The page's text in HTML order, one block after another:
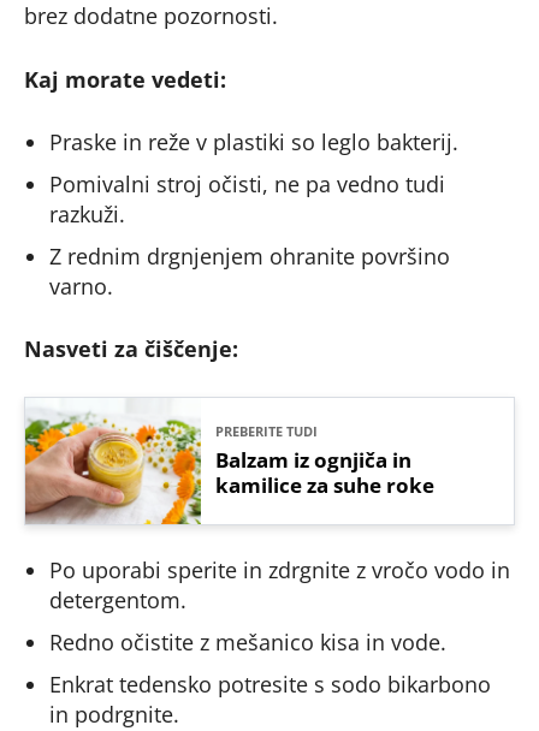
brez dodatne pozornosti.
Kaj morate vedeti:
Praske in reže v plastiki so leglo bakterij.
Pomivalni stroj očisti, ne pa vedno tudi
razkuži.
Z rednim drgnjenjem ohranite površino
varno.
Nasveti za čiščenje:
PREBERITE TUDI
Balzam iz ognjiča in
kamilice za suhe roke
Po uporabi sperite in zdrgnite z vročo vodo in
detergentom.
Redno očistite z mešanico kisa in vode.
Enkrat tedensko potresite s sodo bikarbono
in podrgnite.